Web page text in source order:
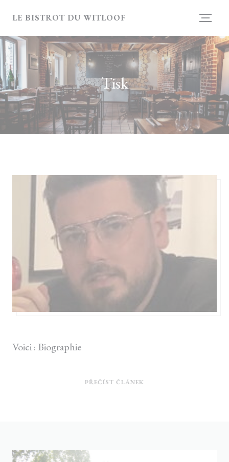
LE BISTROT DU WITLOOF
Tisk
Voici : Biographie
PŘEČÍST ČLÁNEK